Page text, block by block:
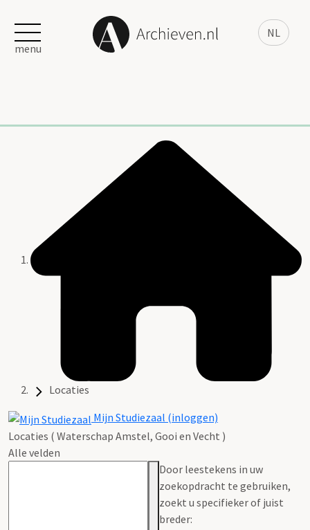
NL
menu
Locaties
Mijn Studiezaal (inloggen)
Locaties ( Waterschap Amstel, Gooi en Vecht )
Alle velden
Door leestekens in uw
zoekopdracht te gebruiken,
zoekt u specifieker of juist
breder: